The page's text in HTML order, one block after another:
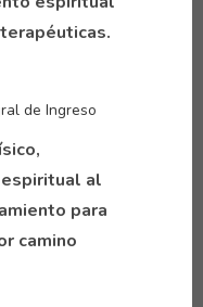
de Ingreso
al
para
camino